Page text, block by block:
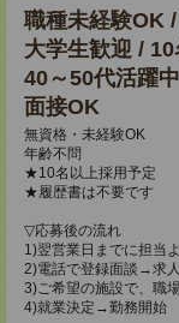
職種未経験OK
大学生歓迎 /
40～50代活躍
面接OK
無資格・未経験OK
年齢不問
★10名以上採用予定
★履歴書は不要です
▽応募後の流れ
1)翌営業日までに担当
2)電話で登録面談→求
3)ご希望の施設で、職
4)就業決定→勤務開始